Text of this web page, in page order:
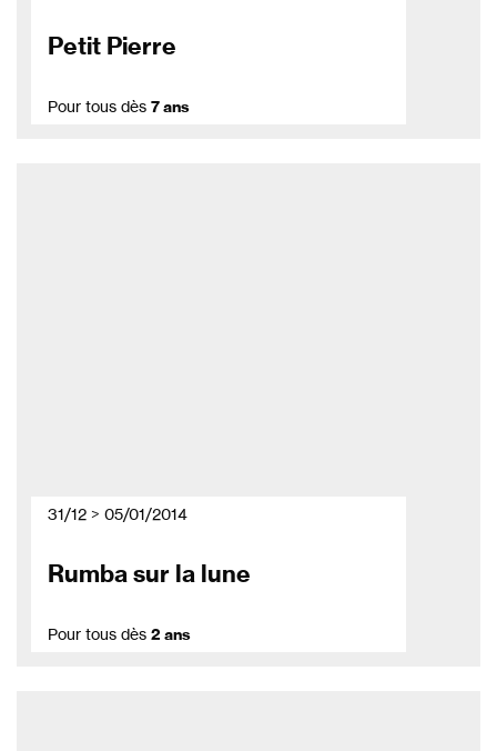
Petit Pierre
Pour tous dès 7 ans
31/12 > 05/01/2014
Rumba sur la lune
Pour tous dès 2 ans